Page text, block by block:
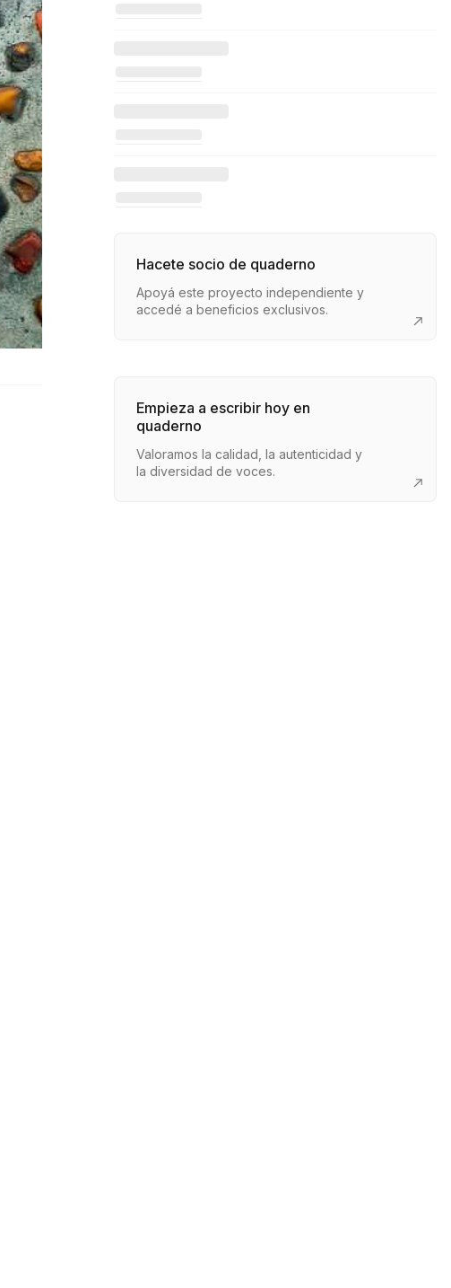
Hacete socio de quaderno
Apoyá este proyecto independiente y
accedé a beneficios exclusivos.
Empieza a escribir hoy en
quaderno
Valoramos la calidad, la autenticidad y
la diversidad de voces.